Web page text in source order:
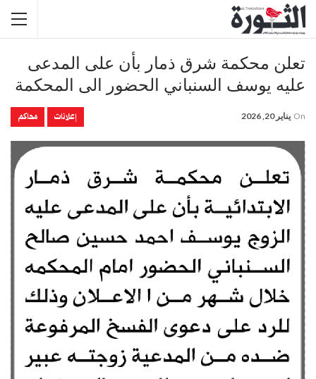
تعلن محكمة شرق ذمار بأن على المدعى
عليه يوسف السنباني الحضور الى المحكمة
إعلانات محاكم On يناير 20, 2026